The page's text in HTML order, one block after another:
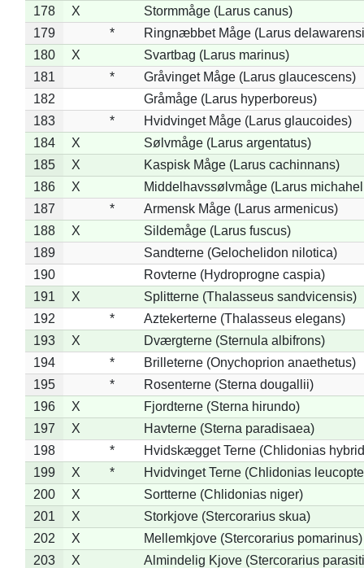
178
X
Stormmåge (Larus canus)
179
*
Ringnæbbet Måge (Larus
180
X
Svartbag (Larus marinus)
181
*
Gråvinget Måge (Larus glaucescens)
182
Gråmåge (Larus hyperboreus)
183
*
Hvidvinget Måge (Larus glaucoides)
184
X
Sølvmåge (Larus argentatus)
185
X
Kaspisk Måge (Larus cachinnans)
186
X
Middelhavssølvmåge (Larus
187
*
Armensk Måge (Larus armenicus)
188
X
Sildemåge (Larus fuscus)
189
Sandterne (Gelochelidon nilotica)
190
Rovterne (Hydroprogne caspia)
191
X
Splitterne (Thalasseus sandvicensis)
192
*
Aztekerterne (Thalasseus elegans)
193
X
Dværgterne (Sternula albifrons)
194
*
Brilleterne (Onychoprion anaethetus)
195
*
Rosenterne (Sterna dougallii)
196
X
Fjordterne (Sterna hirundo)
197
X
Havterne (Sterna paradisaea)
198
*
Hvidskægget Terne (Chlidonias
199
X *
Hvidvinget Terne (Chlidonias
200
X
Sortterne (Chlidonias niger)
201
X
Storkjove (Stercorarius skua)
202
X
Mellemkjove (Stercorarius pomarinus)
203
X
Almindelig Kjove (Stercorarius